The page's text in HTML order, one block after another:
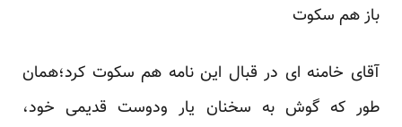
باز هم سکوت
آقای خامنه ای در قبال این نامه هم سکوت کرد؛همان
طور که گوش به سخنان یار ودوست قدیمی خود،